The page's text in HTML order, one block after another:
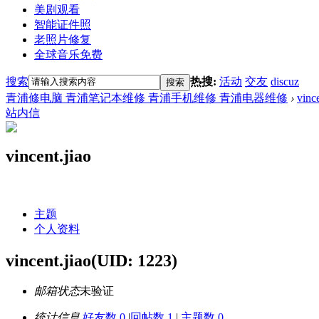
美剧观看
智能证件照
老照片修复
全球音乐免费
搜索 搜索 热搜: 活动 交友 discuz
青浦修电脑 青浦笔记本维修 青浦手机维修 青浦电器维修 ›
站内信
vincent.jiao
主题
个人资料
vincent.jiao(UID: 1223)
邮箱状态未验证